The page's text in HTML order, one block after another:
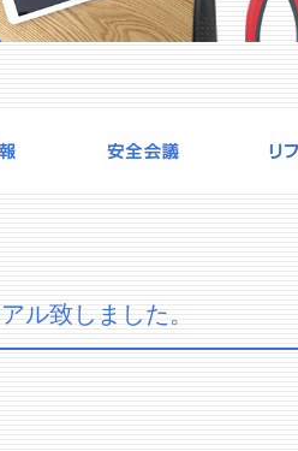
ル致しました。